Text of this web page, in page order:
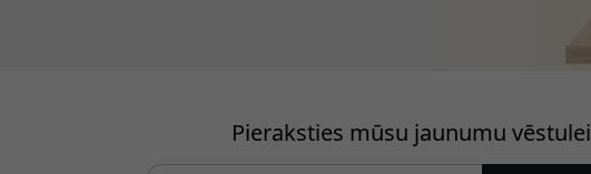
Pieraksties mūsu jaunumu vēstulei